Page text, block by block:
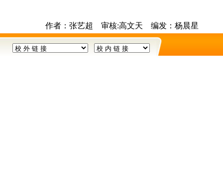
作者：张艺超 审核:高文天 编发：杨晨星